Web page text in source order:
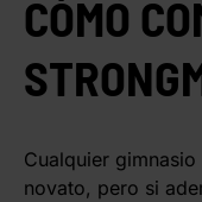
CÓMO
Cualquier
novato, pero si